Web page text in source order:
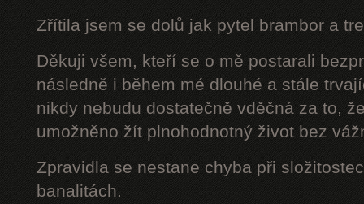
Zřítila jsem se dolů jak pytel brambor a
Děkuji všem, kteří se o mě postarali
následně i během mé dlouhé a stále
nikdy nebudu dostatečně vděčná za to,
umožněno žít plnohodnotný život bez
Zpravidla se nestane chyba při
banalitách.